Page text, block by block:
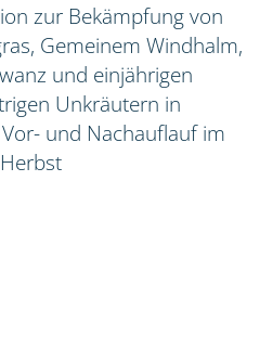
zur Bekämpfung von
Gemeinem Windhalm,
und einjährigen
Unkräutern in
und Nachauflauf im
Herbst